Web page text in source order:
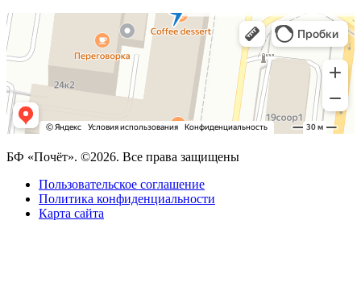
БФ «Почёт». ©2026. Все права защищены
Пользовательское соглашение
Политика конфиденциальности
Карта сайта